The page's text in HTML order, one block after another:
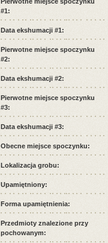
#1:
Data ekshumacji #1:
Pierwotne miejsce spoczynku
#2:
Data ekshumacji #2:
Pierwotne miejsce spoczynku
#3:
Data ekshumacji #3:
Obecne miejsce spoczynku:
Lokalizacja grobu:
Upamiętniony:
Forma upamiętnienia:
Przedmioty znalezione przy
pochowanym: